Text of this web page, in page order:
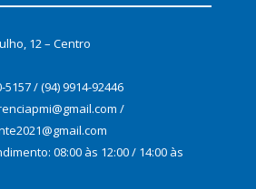
12 – Centro
5157 / (94) 9914-92446
/
08:00 às 12:00 / 14:00 às